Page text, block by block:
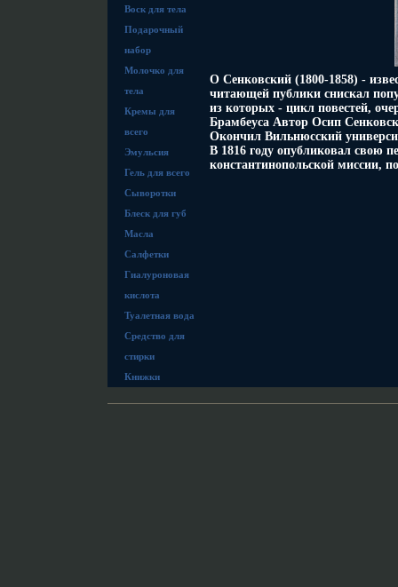
Воск для тела
Подарочный
набор
Молочко для
тела
Кремы для
всего
Эмульсия
Гель для всего
Сыворотки
Блеск для губ
Масла
Салфетки
Гиалуроновая
кислота
Туалетная вода
Средство для
стирки
Книжки
О Сенковский (1800-1858) -
читающей публики снискал
из которых - цикл повестей,
Брамбеуса Автор Осип
Окончил Вильнюсский
В 1816 году опубликовал свою
константинопольской миссии,